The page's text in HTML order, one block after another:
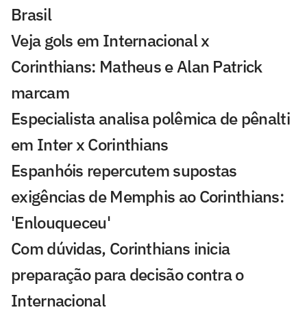
Brasil
Veja gols em Internacional x
Corinthians: Matheus e Alan Patrick
marcam
Especialista analisa polêmica de pênalti
em Inter x Corinthians
Espanhóis repercutem supostas
exigências de Memphis ao Corinthians:
'Enlouqueceu'
Com dúvidas, Corinthians inicia
preparação para decisão contra o
Internacional